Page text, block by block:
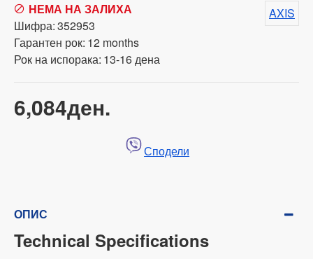
6,084ден.
НЕМА НА ЗАЛИХА
Шифра:352953
Гарантен рок: 12 months
Рок на испорака: 13-16 дена
AXIS
Сподели
ОПИС
Technical Specifications